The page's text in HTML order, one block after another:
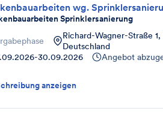
wg.
Sprinklersanierung
Richard-Wagner-Straße
Deutschland
-30.09.2026 Angebot
anzeigen